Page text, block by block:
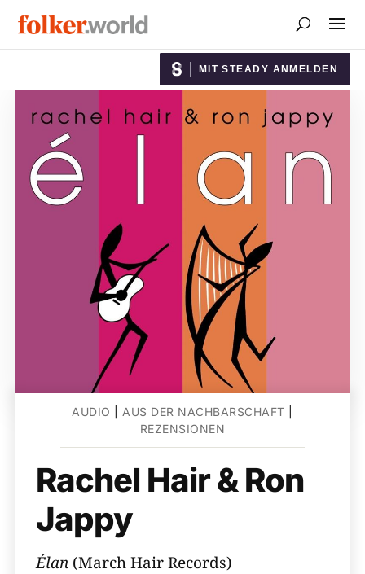
MIT STEADY ANMELDEN
AUDIO AUS DER NACHBARSCHAFT
REZENSIONEN
Rachel Hair & Ron
Jappy
Élan (March Hair Records)